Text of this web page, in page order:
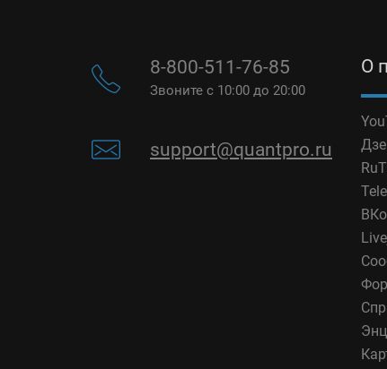
8-800-511-76-85
Звоните с 10:00 до 20:00
support@quantpro.ru
О